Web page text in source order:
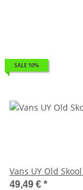
SALE 10%
Vans UY Old
49,49 € *